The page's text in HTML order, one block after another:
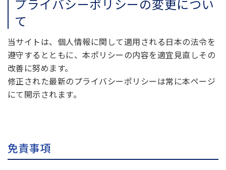
プライバシーポリシーの変更につい
て
当サイトは、個人情報に関して適用される日本の法令を
遵守するとともに、本ポリシーの内容を適宜見直しその
改善に努めます。
修正された最新のプライバシーポリシーは常に本ページ
にて開示されます。
免責事項